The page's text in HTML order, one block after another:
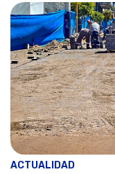
ACTUALIDAD